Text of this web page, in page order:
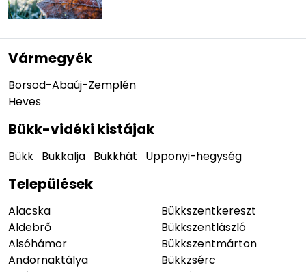
Vármegyék
Borsod-Abaúj-Zemplén
Heves
Bükk-vidéki kistájak
Bükk Bükkalja Bükkhát Upponyi-hegység
Települések
Alacska
Aldebrő
Alsóhámor
Andornaktálya
Bükkszentkereszt
Bükkszentlászló
Bükkszentmárton
Bükkzsérc